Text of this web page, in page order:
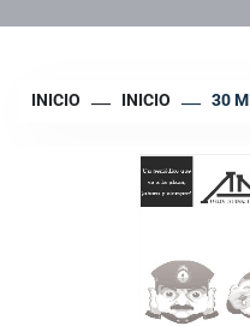
INICIO INICIO 30